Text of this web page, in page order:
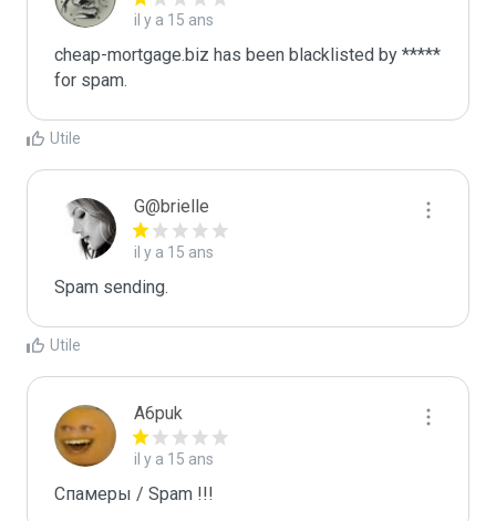
il y a 15 ans
cheap-mortgage.biz has been blacklisted by *****
for spam.
Utile
G@brielle
il y a 15 ans
Spam sending.
Utile
A6puk
il y a 15 ans
Спамеры / Spam !!!